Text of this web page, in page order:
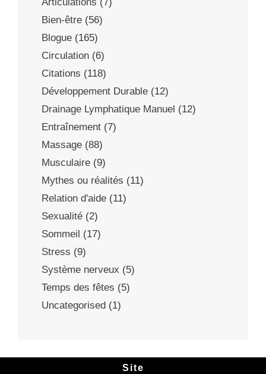
Bien-être (56)
Blogue (165)
Circulation (6)
Citations (118)
Développement Durable (12)
Drainage Lymphatique Manuel (12)
Entraînement (7)
Massage (88)
Musculaire (9)
Mythes ou réalités (11)
Relation d'aide (11)
Sexualité (2)
Sommeil (17)
Stress (9)
Système nerveux (5)
Temps des fêtes (5)
Uncategorised (1)
Site